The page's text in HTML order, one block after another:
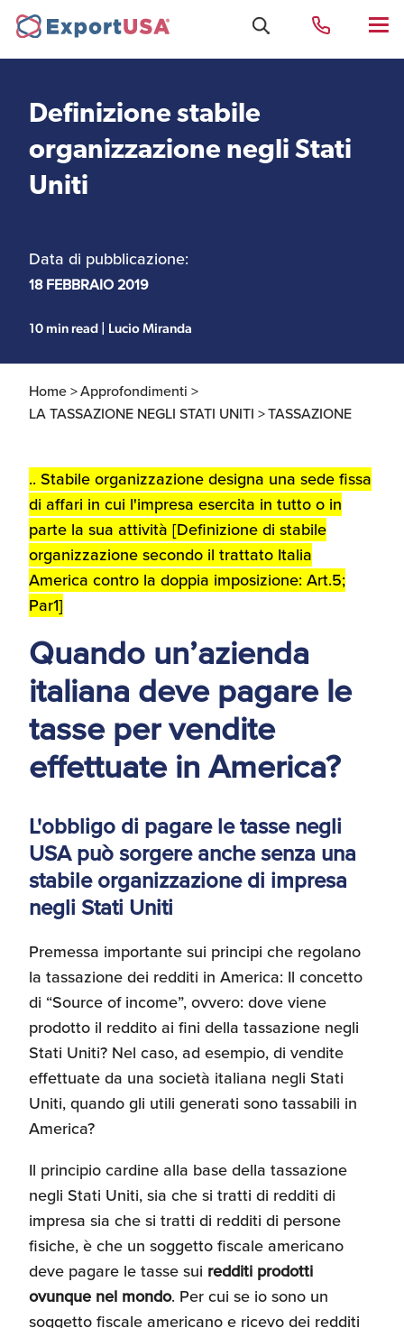
Uffici e Team Exportusa
di Rimini
ExportUSA a Bruxelles
Perchè gli Stati Uniti
d'America
I Partner di ExportUSA
New York, Corp.
Manuale pratico sul
commercio con gli USA
ExportUSA ottiene la
gli ITIN
Media
Recensioni delle
aziende italiane
assistite da ExportUSA
Fiscali
Visti USA
negli USA
Logistica
Ricerca Distributori di
Macchinari Industriali
Branding e
Internazionalizzazione
e Accesso al Mercato
Apertura Ristoranti
negli Stati Uniti
Ricerche di Mercato
Assicurazioni, Permessi
Ricerca Personale e
Umane
Definizione stabile
organizzazione negli Stati
Uniti
Data di pubblicazione:
18 FEBBRAIO 2019
10 min read | Lucio Miranda
Home >Approfondimenti >
LA TASSAZIONE NEGLI STATI UNITI >TASSAZIONE
.. Stabile organizzazione designa una sede fissa
di affari in cui l'impresa esercita in tutto o in
parte la sua attività [Definizione di stabile
organizzazione secondo il trattato Italia
America contro la doppia imposizione: Art.5;
Par1]
Quando un’azienda
italiana deve pagare le
tasse per vendite
effettuate in America?
L'obbligo di pagare le tasse negli
USA può sorgere anche senza una
stabile organizzazione di impresa
negli Stati Uniti
Premessa importante sui principi che regolano
la tassazione dei redditi in America: Il concetto
di “Source of income”, ovvero: dove viene
prodotto il reddito ai fini della tassazione negli
Stati Uniti? Nel caso, ad esempio, di vendite
effettuate da una società italiana negli Stati
Uniti, quando gli utili generati sono tassabili in
America?
Il principio cardine alla base della tassazione
negli Stati Uniti, sia che si tratti di redditi di
impresa sia che si tratti di redditi di persone
fisiche, è che un soggetto fiscale americano
deve pagare le tasse sui redditi prodotti
ovunque nel mondo. Per cui se io sono un
soggetto fiscale americano e ricevo dei redditi